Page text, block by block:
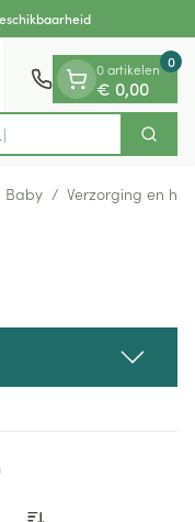
Zoek
0 artikelen
€ 0,00
0
Baby / Verzorging en